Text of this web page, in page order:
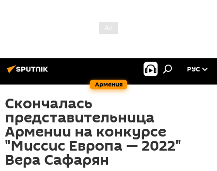
Армения
РУС
Скончалась
представительница
Армении на конкурсе
"Миссис Европа — 2022"
Вера Сафарян